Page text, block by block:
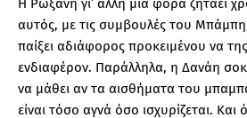
Η Ρωξάνη γι’ άλλη μια φορά ζητάει
αυτός, με τις συμβουλές του
παίξει αδιάφορος προκειμένου να της
ενδιαφέρον. Παράλληλα, η Δανάη
να μάθει αν τα αισθήματα του
είναι τόσο αγνά όσο ισχυρίζεται. Και